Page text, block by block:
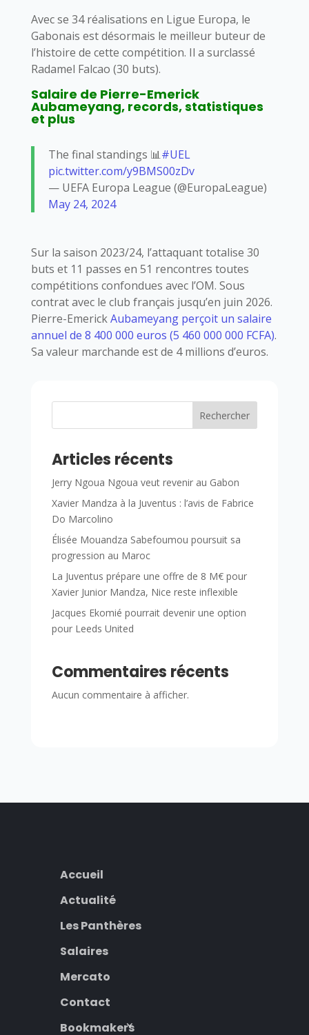
Avec se 34 réalisations en Ligue Europa, le
Gabonais est désormais le meilleur buteur de
l’histoire de cette compétition. Il a surclassé
Radamel Falcao (30 buts).
Salaire de Pierre-Emerick
Aubameyang, records, statistiques
et plus
The final standings 📊#UEL
pic.twitter.com/y9BMS00zDv
— UEFA Europa League (@EuropaLeague)
May 24, 2024
Sur la saison 2023/24, l’attaquant totalise 30
buts et 11 passes en 51 rencontres toutes
compétitions confondues avec l’OM. Sous
contrat avec le club français jusqu’en juin 2026.
Pierre-EmerickAubameyang perçoit un salaire
annuel de 8 400 000 euros (5 460 000 000 FCFA).
Sa valeur marchande est de 4 millions d’euros.
Rechercher
Articles récents
Jerry Ngoua Ngoua veut revenir au Gabon
Xavier Mandza à la Juventus : l’avis de Fabrice
Do Marcolino
Élisée Mouandza Sabefoumou poursuit sa
progression au Maroc
La Juventus prépare une offre de 8 M€ pour
Xavier Junior Mandza, Nice reste inflexible
Jacques Ekomié pourrait devenir une option
pour Leeds United
Commentaires récents
Aucun commentaire à afficher.
Accueil
Actualité
Les Panthères
Salaires
Mercato
Contact
Bookmakers